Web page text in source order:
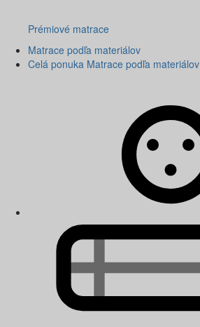
Prémiové matrace
Matrace podľa materiálov
Celá ponuka Matrace podľa materiálov